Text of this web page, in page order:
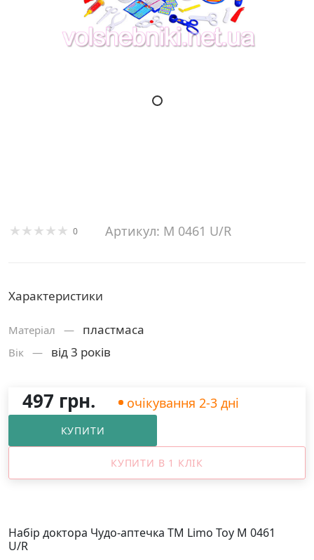
0 Артикул: M 0461 U/R
Характеристики
Матерiал — пластмаса
Вік — від 3 років
497 грн. очікування 2-3 дні
КУПИТИ
КУПИТИ В 1 КЛІК
Набір доктора Чудо-аптечка ТМ Limo Toy M 0461
U/R